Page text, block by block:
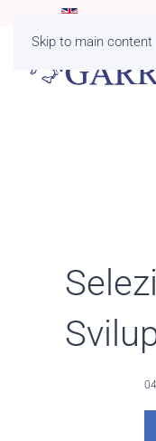
Skip to main content